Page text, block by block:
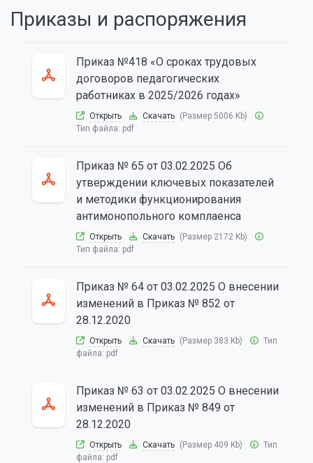
Приказы и распоряжения
Приказ №418 «О сроках трудовых
договоров педагогических
работниках в 2025/2026 годах»
Открыть Скачать (Размер 5006 Kb)
Тип файла: pdf
Приказ № 65 от 03.02.2025 Об
утверждении ключевых показателей
и методики функционирования
антимонопольного комплаенса
Открыть Скачать (Размер 2172 Kb)
Тип файла: pdf
Приказ № 64 от 03.02.2025 О внесении
изменений в Приказ № 852 от
28.12.2020
Открыть Скачать (Размер 383 Kb)
Тип
файла: pdf
Приказ № 63 от 03.02.2025 О внесении
изменений в Приказ № 849 от
28.12.2020
Открыть Скачать (Размер 409 Kb)
Тип
файла: pdf